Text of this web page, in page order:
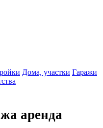
Дома, участки Гаражи
аренда